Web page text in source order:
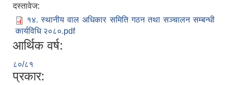
दस्तावेज:
१४. स्थानीय वाल अधिकार समिति गठन तथा सञ्चालन सम्बन्धी
कार्यविधि २०८०.pdf
आर्थिक वर्ष:
८०/८१
प्रकार: